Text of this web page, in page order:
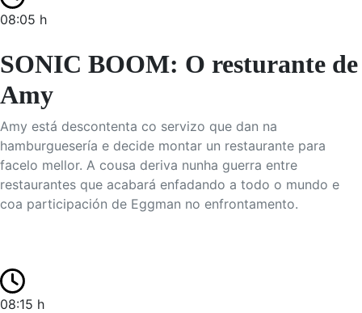
08:05 h
SONIC BOOM: O resturante de
Amy
Amy está descontenta co servizo que dan na
hamburguesería e decide montar un restaurante para
facelo mellor. A cousa deriva nunha guerra entre
restaurantes que acabará enfadando a todo o mundo e
coa participación de Eggman no enfrontamento.
08:15 h